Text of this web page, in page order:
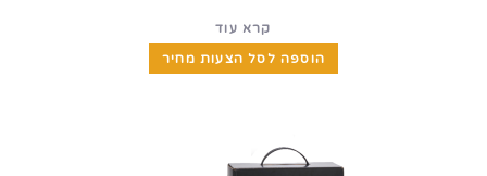
הוספה לסל הצעות מחיר